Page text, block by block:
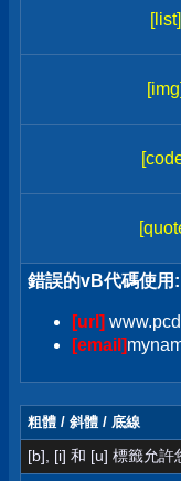
[list]
[img]
錯誤的vB代碼使用:
[url]
[email]
粗體 / 斜體 / 底線
[b], [i] 和 [u] 標籤允許